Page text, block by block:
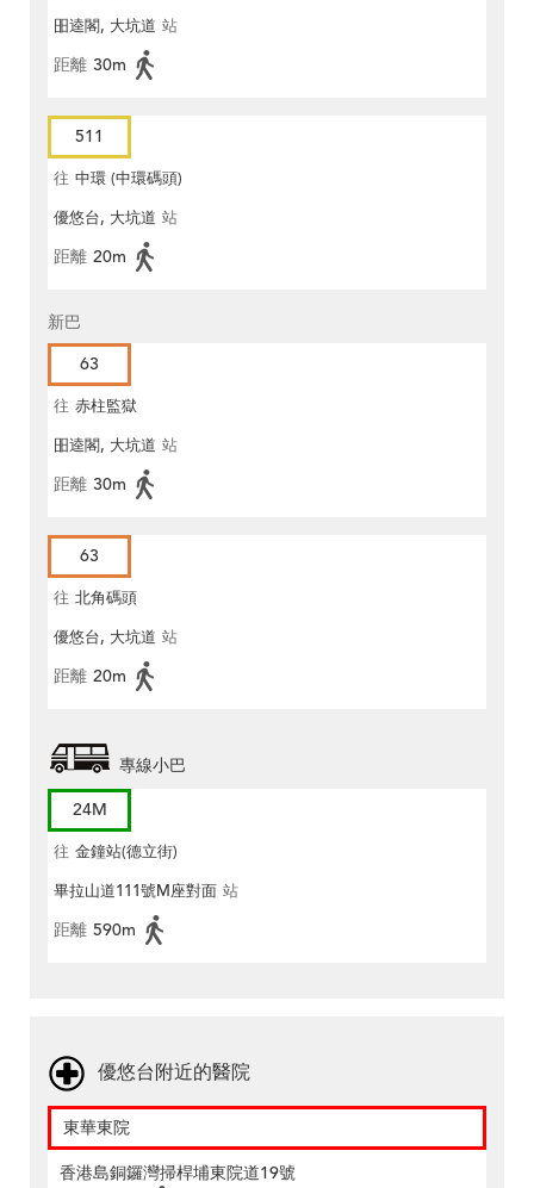
昍逵閣, 大坑道 站
距離 30m
511
往 中環 (中環碼頭)
優悠台, 大坑道 站
距離 20m
新巴
63
往 赤柱監獄
昍逵閣, 大坑道 站
距離 30m
63
往 北角碼頭
優悠台, 大坑道 站
距離 20m
專線小巴
24M
往 金鐘站(德立街)
畢拉山道111號M座對面 站
距離 590m
優悠台附近的醫院
東華東院
香港島銅鑼灣掃桿埔東院道19號